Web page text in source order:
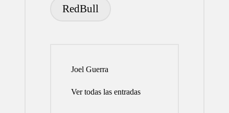
RedBull
Joel Guerra
Ver todas las entradas